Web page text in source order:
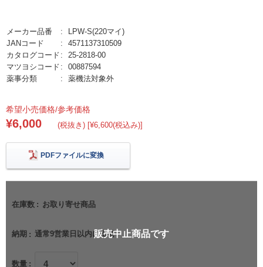
メーカー品番
LPW-S(220マイ)
JANコード
4571137310509
カタログコード
25-2818-00
マツヨシコード
00887594
薬事分類
薬機法対象外
希望小売価格/参考価格
¥6,000 (税抜き) [¥6,600(税込み)]
PDFファイルに変換
在庫数 お取り寄せ商品
納期 通常9営業日以内に出荷
数量
販売中止商品です